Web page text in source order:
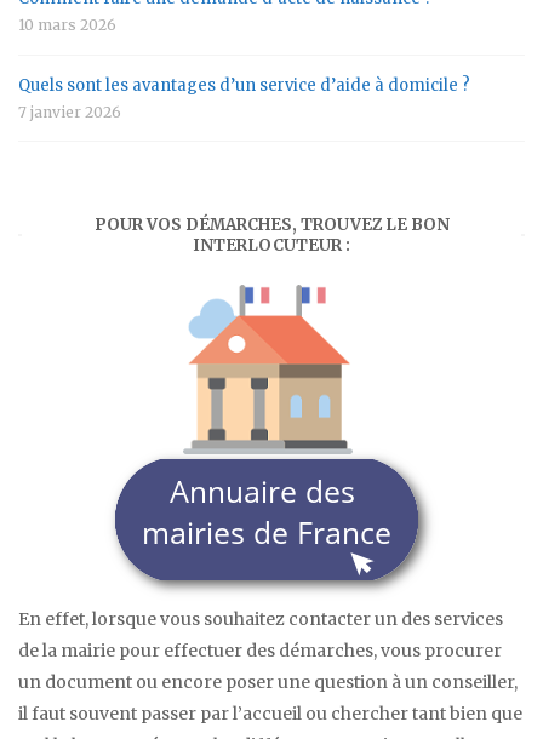
10 mars 2026
Quels sont les avantages d’un service d’aide à domicile ?
7 janvier 2026
POUR VOS DÉMARCHES, TROUVEZ LE BON
INTERLOCUTEUR :
En effet, lorsque vous souhaitez contacter un des services
de la mairie pour effectuer des démarches, vous procurer
un document ou encore poser une question à un conseiller,
il faut souvent passer par l’accueil ou chercher tant bien que